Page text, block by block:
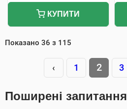
КУПИТИ
Показано 36 з 115
‹ 1 2 3
Поширені запитання